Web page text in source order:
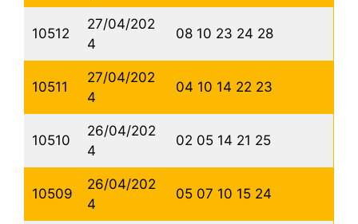
10512
27/04/202
4
08 10 23 24 28
10511
27/04/202
4
04 10 14 22 23
10510
26/04/202
4
02 05 14 21 25
10509
26/04/202
4
05 07 10 15 24